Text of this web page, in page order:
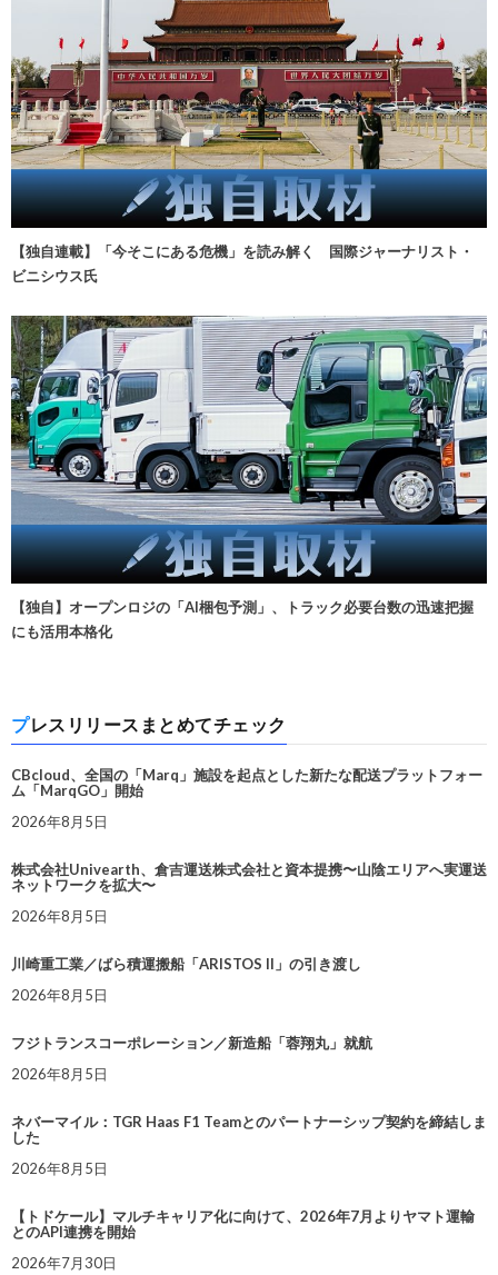
【独自連載】「今そこにある危機」を読み解く 国際ジャーナリスト・
ビニシウス氏
【独自】オープンロジの「AI梱包予測」、トラック必要台数の迅速把握
にも活用本格化
プレスリリースまとめてチェック
CBcloud、全国の「Marq」施設を起点とした新たな配送プラットフォー
ム「MarqGO」開始
2026年8月5日
株式会社Univearth、倉吉運送株式会社と資本提携〜山陰エリアへ実運送
ネットワークを拡大〜
2026年8月5日
川崎重工業／ばら積運搬船「ARISTOS II」の引き渡し
2026年8月5日
フジトランスコーポレーション／新造船「蓉翔丸」就航
2026年8月5日
ネバーマイル：TGR Haas F1 Teamとのパートナーシップ契約を締結しま
した
2026年8月5日
【トドケール】マルチキャリア化に向けて、2026年7月よりヤマト運輸
とのAPI連携を開始
2026年7月30日